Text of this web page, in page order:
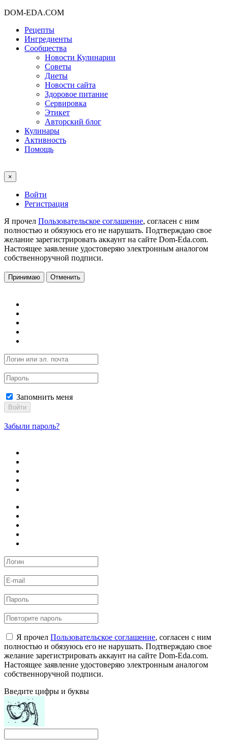
DOM-EDA.COM
Рецепты
Ингредиенты
Сообщества
Новости Кулинарии
Советы
Диеты
Новости сайта
Здоровое питание
Сервировка
Этикет
Авторский блог
Кулинары
Активность
Помощь
×
Войти
Регистрация
Я прочел Пользовательское соглашение, согласен с ним
полностью и обязуюсь его не нарушать. Подтверждаю свое
желание зарегистрировать аккаунт на сайте Dom-Eda.com.
Настоящее заявление удостоверяю электронным аналогом
собственноручной подписи.
Принимаю Отменить
Запомнить меня
Войти
Забыли пароль?
Я прочел Пользовательское соглашение, согласен с ним
полностью и обязуюсь его не нарушать. Подтверждаю свое
желание зарегистрировать аккаунт на сайте Dom-Eda.com.
Настоящее заявление удостоверяю электронным аналогом
собственноручной подписи.
Введите цифры и буквы